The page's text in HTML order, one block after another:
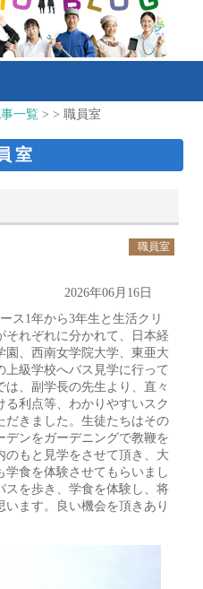
一覧 > > 職員室
室
職員室
2026年06月16日
ス1年から3年生と生活クリ
それぞれに分かれて、日本経
、西南女学院大学、東亜大
級学校へバス見学に行って
、副学長の先生より、直々
利点等、わかりやすいスク
だきました。生徒たちはその
ンをガーデニングで教鞭を
のもと見学をさせて頂き、大
食を体験させてもらいまし
スを歩き、学食を体験し、将
ます。良い機会を頂きあり